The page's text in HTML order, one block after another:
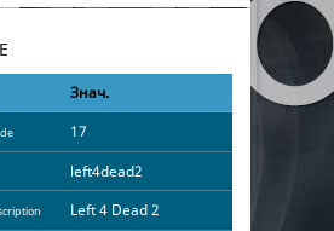
Знач.
17
left4dead2
Left 4 Dead 2